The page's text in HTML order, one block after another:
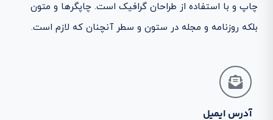
چاپ و با استفاده از طراحان گرافیک است. چاپگرها و متون
بلکه روزنامه و مجله در ستون و سطر آنچنان که لازم است.
آدرس ایمیل